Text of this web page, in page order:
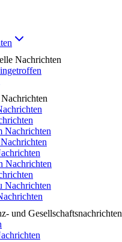
Nachrichten
Nachrichten
Nachrichten
Nachrichten
und Gesellschaftsnachrichten